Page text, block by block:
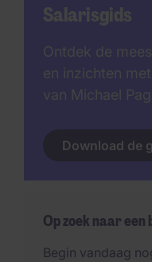
Salarisgids
Ontdek de
en inzichten
van Michael
Download de
Op zoek naar een
Begin vandaag